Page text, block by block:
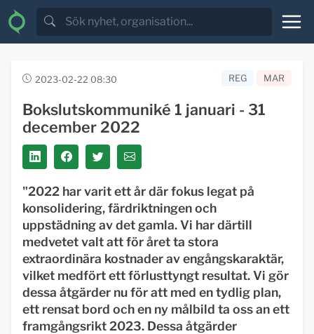
2023-02-22 08:30 REG MAR
Bokslutskommuniké 1 januari - 31
december 2022
"2022 har varit ett år där fokus legat på
konsolidering, färdriktningen och
uppstädning av det gamla. Vi har därtill
medvetet valt att för året ta stora
extraordinära kostnader av engångskaraktär,
vilket medfört ett förlusttyngt resultat. Vi gör
dessa åtgärder nu för att med en tydlig plan,
ett rensat bord och en ny målbild ta oss an ett
framgångsrikt 2023. Dessa åtgärder